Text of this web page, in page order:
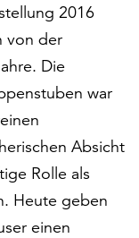
2016
von der
Die
war
Absicht
Rolle als
Heute geben
einen